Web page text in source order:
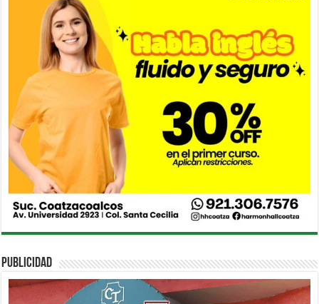
PUBLICIDAD